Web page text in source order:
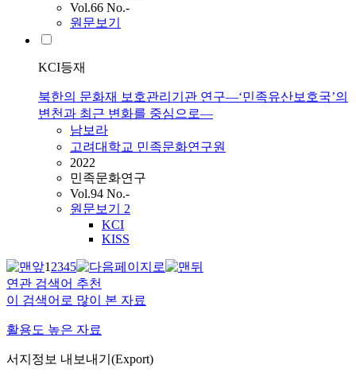
Vol.66 No.-
원문보기
KCI등재
북한의 문화재 보호관리기관 연구―‘민족유산보호국’의
변천과 최근 변화를 중심으로―
남보라
고려대학교 민족문화연구원
2022
민족문화연구
Vol.94 No.-
원문보기 2
KCI
KISS
12345
연관 검색어 추천
이 검색어로 많이 본 자료
활용도 높은 자료
서지정보 내보내기(Export)